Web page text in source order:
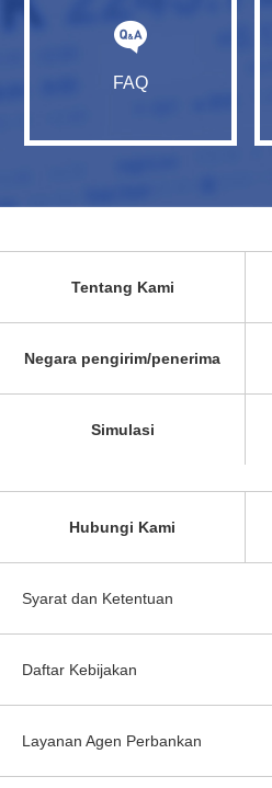
FAQ
Tentang Kami
Negara pengirim/penerima
Simulasi
Hubungi Kami
Syarat dan Ketentuan
Daftar Kebijakan
Layanan Agen Perbankan